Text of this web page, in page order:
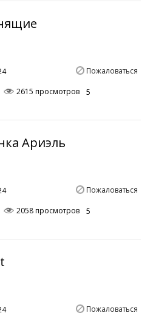
Пожаловаться
2615 просмотров 5
Ариэль
Пожаловаться
2058 просмотров 5
Пожаловаться